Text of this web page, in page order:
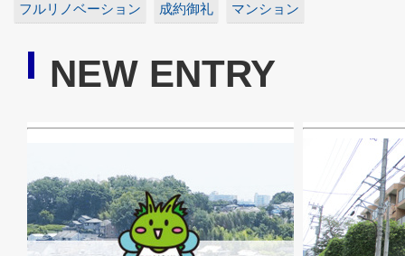
フルリノベーション 成約御礼 マンション
NEW ENTRY